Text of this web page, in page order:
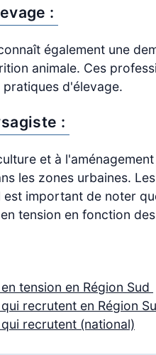
:
également une
animale. Ces
d'élevage.
:
et à
les zones urbaines.
est important de noter
tension en fonction
tension en Région Sud
recrutent en Région
recrutent (national)